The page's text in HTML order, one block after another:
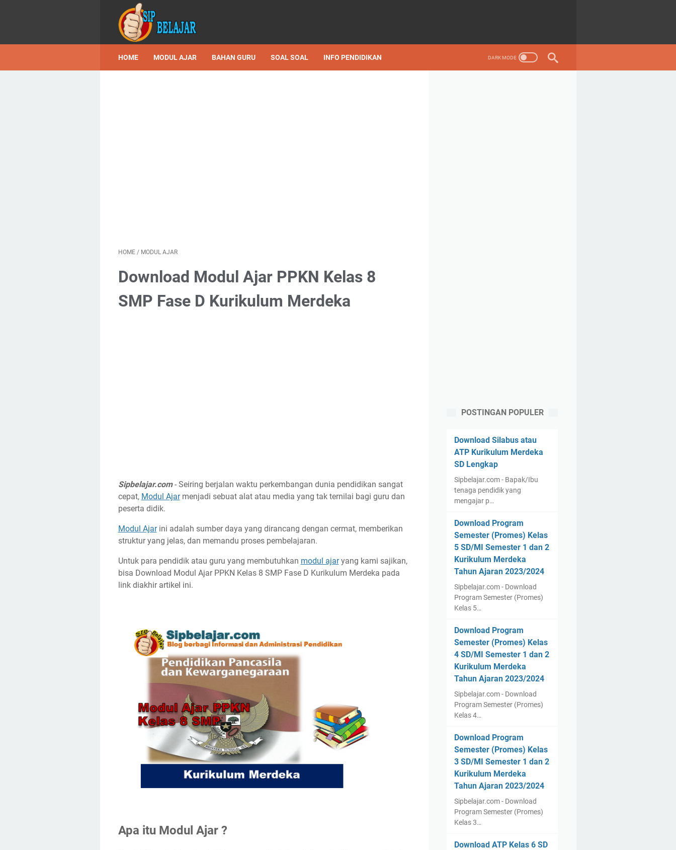
HOME MODUL AJAR BAHAN GURU SOAL SOAL INFO PENDIDIKAN
HOME / MODUL AJAR
Download Modul Ajar PPKN Kelas 8
SMP Fase D Kurikulum Merdeka
Sipbelajar.com- Seiring berjalan waktu perkembangan dunia pendidikan sangat
cepat, Modul Ajarmenjadi sebuat alat atau media yang tak ternilai bagi guru dan
peserta didik.
Modul Ajarini adalah sumber daya yang dirancang dengan cermat, memberikan
struktur yang jelas, dan memandu proses pembelajaran.
Untuk para pendidik atau guru yang membutuhkan modul ajaryang kami sajikan,
bisa Download Modul Ajar PPKN Kelas 8 SMP Fase D Kurikulum Merdeka pada
link diakhir artikel ini.
Apa itu Modul Ajar ?
POSTINGAN POPULER
Download Silabus atau
ATP Kurikulum Merdeka
SD Lengkap
Sipbelajar.com - Bapak/Ibu
tenaga pendidik yang
mengajar p…
Download Program
Semester (Promes) Kelas
5 SD/MI Semester 1 dan 2
Kurikulum Merdeka
Tahun Ajaran 2023/2024
Sipbelajar.com - Download
Program Semester (Promes)
Kelas 5…
Download Program
Semester (Promes) Kelas
4 SD/MI Semester 1 dan 2
Kurikulum Merdeka
Tahun Ajaran 2023/2024
Sipbelajar.com - Download
Program Semester (Promes)
Kelas 4…
Download Program
Semester (Promes) Kelas
3 SD/MI Semester 1 dan 2
Kurikulum Merdeka
Tahun Ajaran 2023/2024
Sipbelajar.com - Download
Program Semester (Promes)
Kelas 3…
Download ATP Kelas 6 SD